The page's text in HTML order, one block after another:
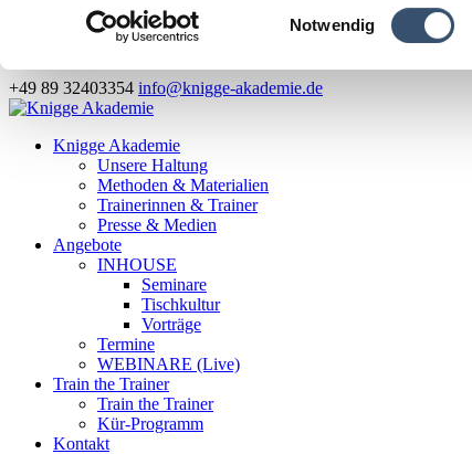
Einwilligungsauswahl
Notwendig
+49 89 32403354 info@knigge-akademie.de
Knigge Akademie
Unsere Haltung
Methoden & Materialien
Trainerinnen & Trainer
Presse & Medien
Angebote
INHOUSE
Seminare
Tischkultur
Vorträge
Termine
WEBINARE (Live)
Train the Trainer
Train the Trainer
Kür-Programm
Kontakt